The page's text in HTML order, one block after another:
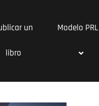
un
libro
Modelo PRL